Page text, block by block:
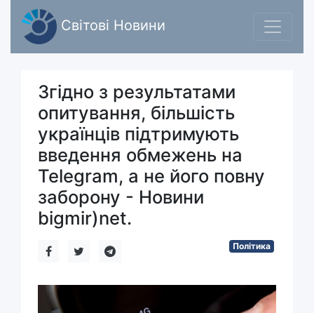
Світові Новини
Згідно з результатами
опитування, більшість
українців підтримують
введення обмежень на
Telegram, а не його повну
заборону - Новини
bigmir)net.
Політика